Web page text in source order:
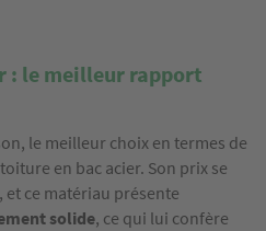
: le meilleur rapport
le meilleur choix en termes de
en bac acier. Son prix se
, et ce matériau présente
solide, ce qui lui confère